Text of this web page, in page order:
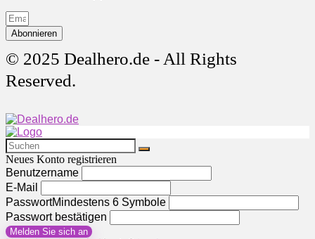
Abonnieren
© 2025 Dealhero.de - All Rights
Reserved.
Neues Konto registrieren
Benutzername
E-Mail
PasswortMindestens 6 Symbole
Passwort bestätigen
Melden Sie sich an